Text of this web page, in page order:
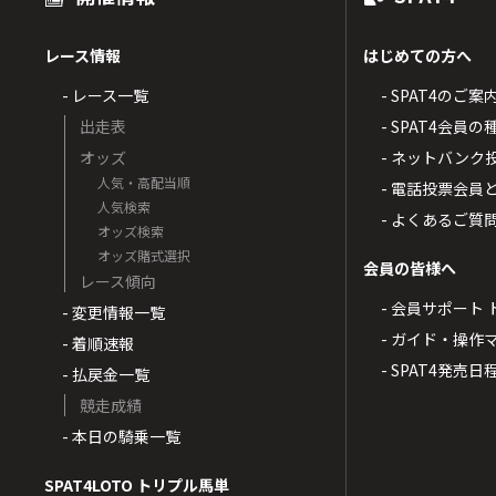
レース情報
- レース一覧
出走表
オッズ
人気・高配当順
人気検索
オッズ検索
オッズ賭式選択
レース傾向
- 変更情報一覧
- 着順速報
- 払戻金一覧
競走成績
- 本日の騎乗一覧
SPAT4LOTO トリプル馬単
はじめての方へ
- SPAT4のご案
- SPAT4会員の
- ネットバンク
- 電話投票会員
- よくあるご質
会員の皆様へ
- 会員サポート
- ガイド・操作
- SPAT4発売日